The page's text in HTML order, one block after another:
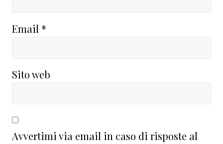
Email *
Sito web
Avvertimi via email in caso di risposte al